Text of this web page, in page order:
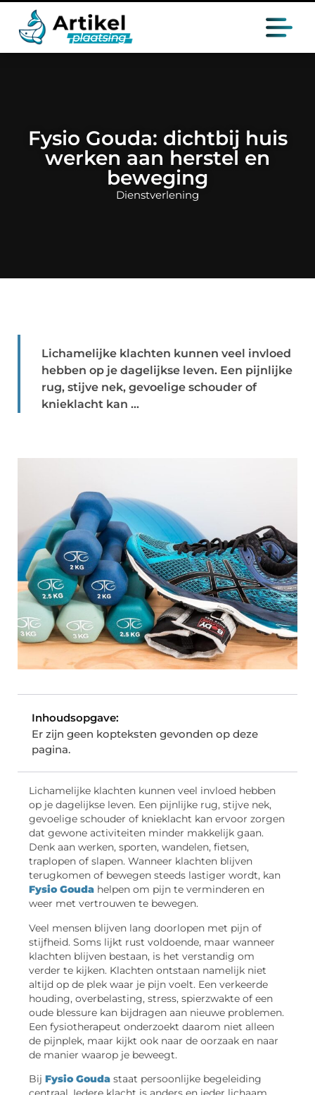
Fysio Gouda: dichtbij huis
werken aan herstel en
beweging
Dienstverlening
Lichamelijke klachten kunnen veel invloed
hebben op je dagelijkse leven. Een pijnlijke
rug, stijve nek, gevoelige schouder of
knieklacht kan ...
Inhoudsopgave:
Er zijn geen kopteksten gevonden op deze
pagina.
Lichamelijke klachten kunnen veel invloed hebben
op je dagelijkse leven. Een pijnlijke rug, stijve nek,
gevoelige schouder of knieklacht kan ervoor zorgen
dat gewone activiteiten minder makkelijk gaan.
Denk aan werken, sporten, wandelen, fietsen,
traplopen of slapen. Wanneer klachten blijven
terugkomen of bewegen steeds lastiger wordt, kan
Fysio Gouda helpen om pijn te verminderen en
weer met vertrouwen te bewegen.
Veel mensen blijven lang doorlopen met pijn of
stijfheid. Soms lijkt rust voldoende, maar wanneer
klachten blijven bestaan, is het verstandig om
verder te kijken. Klachten ontstaan namelijk niet
altijd op de plek waar je pijn voelt. Een verkeerde
houding, overbelasting, stress, spierzwakte of een
oude blessure kan bijdragen aan nieuwe problemen.
Een fysiotherapeut onderzoekt daarom niet alleen
de pijnplek, maar kijkt ook naar de oorzaak en naar
de manier waarop je beweegt.
Bij Fysio Gouda staat persoonlijke begeleiding